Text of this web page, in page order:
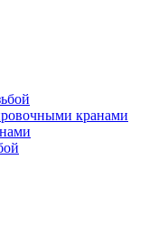
кранами